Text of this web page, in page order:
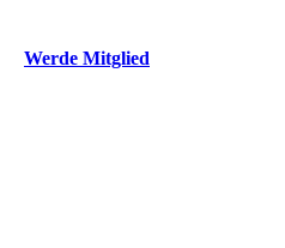
Werde Mitglied